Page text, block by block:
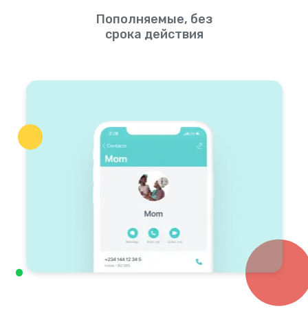
Пополняемые, без
срока действия